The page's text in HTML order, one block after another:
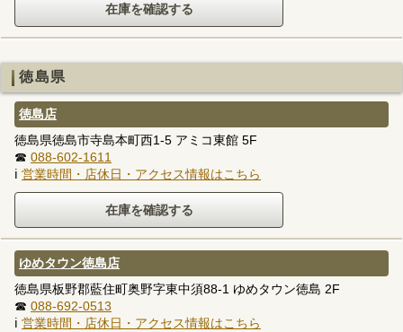
徳島県
徳島店
徳島県徳島市寺島本町西1-5 アミコ東館 5F
☎ 088-602-1611
ℹ 営業時間・店休日・アクセス情報はこちら
ゆめタウン徳島店
徳島県板野郡藍住町奥野字東中須88-1 ゆめタウン徳島 2F
☎ 088-692-0513
ℹ 営業時間・店休日・アクセス情報はこちら